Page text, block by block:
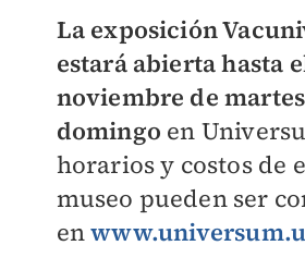
La exposición
estará abierta hasta
noviembre de
domingo en
horarios y costos de
museo pueden ser
en